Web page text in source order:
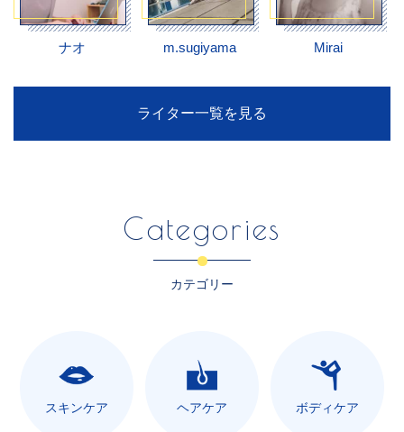
ナオ m.sugiyama Mirai
ライター一覧を見る
Categories
カテゴリー
スキンケア ヘアケア ボディケア